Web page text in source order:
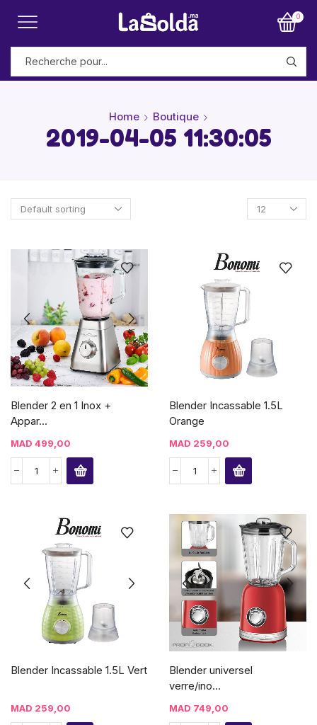
0
Home Boutique
2019-04-05 11:30:05
Blender 2 en 1 Inox +
Appar...
MAD 499,00
Blender Incassable 1.5L
Orange
MAD 259,00
Blender Incassable 1.5L Vert
MAD 259,00
Blender universel
verre/ino...
MAD 749,00